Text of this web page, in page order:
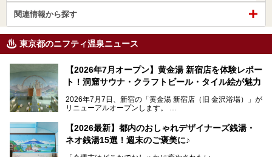
関連情報から探す
東京都のニフティ温泉ニュース
【2026年7月オープン】黄金湯 新宿店を体験レポー
ト！洞窟サウナ・クラフトビール・タイル絵が魅力
2026年7月7日、新宿の「黄金湯 新宿店（旧 金沢浴場）」が
リニューアルオープンします。
レトロでノスタルジックなタイル絵はそのまま、昔からここ
を知る地元の人にも、新しく足を運んでくれる人にも愛され
る、今の時代の"銭湯"として生まれ変わりました。洞窟のよ
【2026最新】都内のおしゃれデザイナーズ銭湯・
ネオ銭湯15選！週末のご褒美に♪